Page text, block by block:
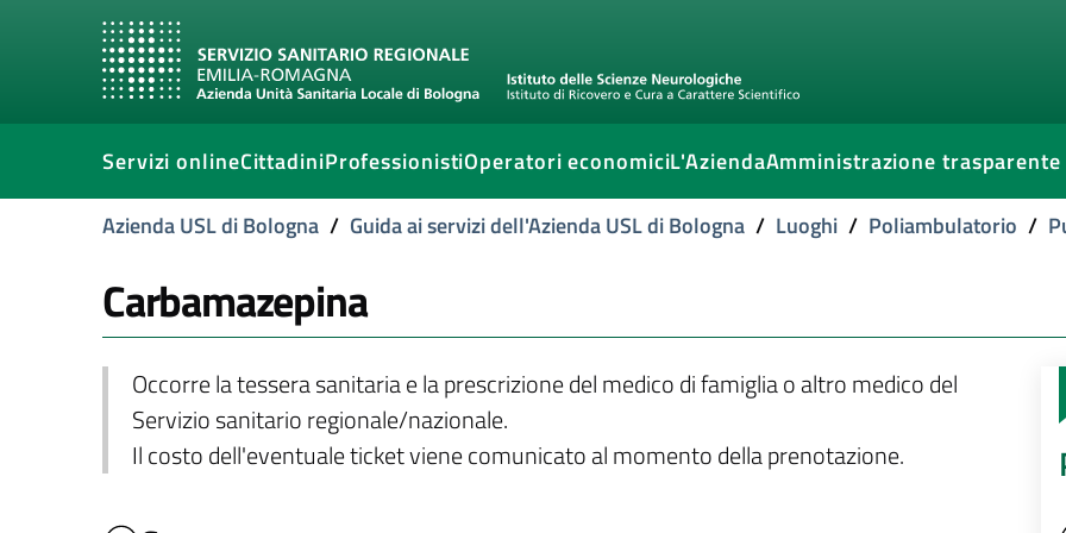
Servizi onlineCittadiniProfessionistiOperatori economiciL'AziendaAmministrazione trasparente
Azienda USL di Bologna / Guida ai servizi dell'Azienda USL di Bologna / Luoghi / Poliambulatorio /
Carbamazepina
Occorre la tessera sanitaria e la prescrizione del medico di famiglia o altro medico del
Servizio sanitario regionale/nazionale.
Il costo dell'eventuale ticket viene comunicato al momento della prenotazione.